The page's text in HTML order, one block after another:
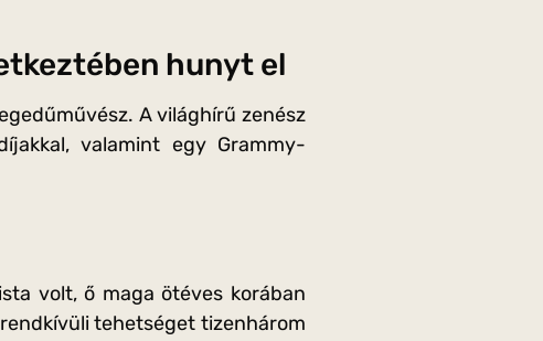
hunyt el
A világhírű zenész
valamint egy Grammy-
volt, ő maga ötéves korában
tehetséget tizenhárom